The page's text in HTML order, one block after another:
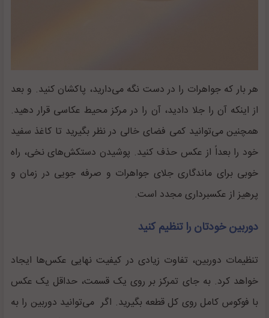
هر بار که جواهرات را در دست نگه می‌دارید، پاکشان کنید. و بعد
از اینکه آن را جلا دادید، آن را در مرکز محیط عکاسی قرار دهید.
همچنین می‌توانید کمی‌ فضای خالی در نظر بگیرید تا کاغذ سفید
خود را بعداً از عکس حذف کنید. پوشیدن دستکش‌های نخی، راه
خوبی برای ماندگاری جلای جواهرات و صرفه جویی در زمان و
پرهیز از عکسبرداری مجدد است.
دوربین خودتان را تنظیم کنید
تنظیمات دوربین، تفاوت زیادی در کیفیت نهایی عکس‌ها ایجاد
خواهد کرد. به جای تمرکز بر روی یک قسمت، حداقل یک عکس
با فوکوس کامل روی کل قطعه بگیرید. اگر می‌توانید دوربین را به